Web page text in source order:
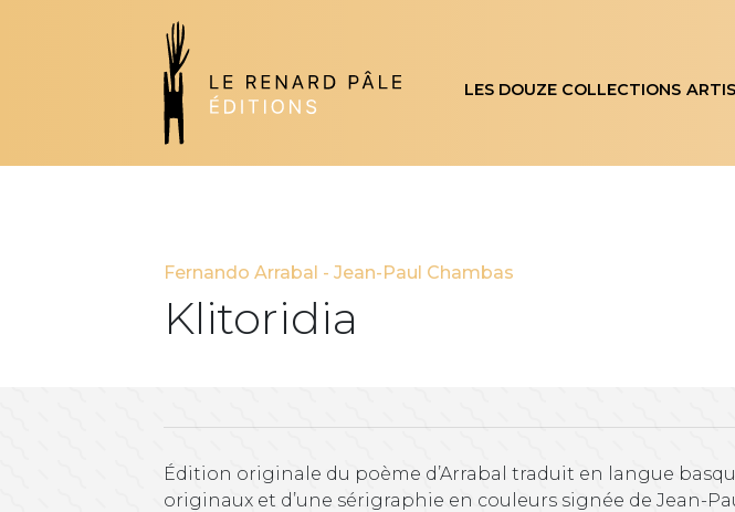
LES DOUZE COLLECTIONS
Fernando Arrabal - Jean-Paul Chambas
Klitoridia
Édition originale du poème d’Arrabal traduit en langue
originaux et d’une sérigraphie en couleurs signée de Jean-